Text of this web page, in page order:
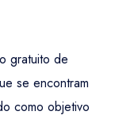
gratuito de
se encontram
como objetivo